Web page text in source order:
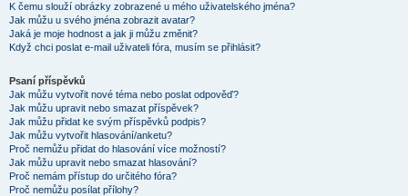
K čemu slouží obrázky zobrazené u mého uživatelského jména?
Jak můžu u svého jména zobrazit avatar?
Jaká je moje hodnost a jak ji můžu změnit?
Když chci poslat e-mail uživateli fóra, musím se přihlásit?
Psaní příspěvků
Jak můžu vytvořit nové téma nebo poslat odpověď?
Jak můžu upravit nebo smazat příspěvek?
Jak můžu přidat ke svým příspěvků podpis?
Jak můžu vytvořit hlasování/anketu?
Proč nemůžu přidat do hlasování více možností?
Jak můžu upravit nebo smazat hlasování?
Proč nemám přístup do určitého fóra?
Proč nemůžu posílat přílohy?